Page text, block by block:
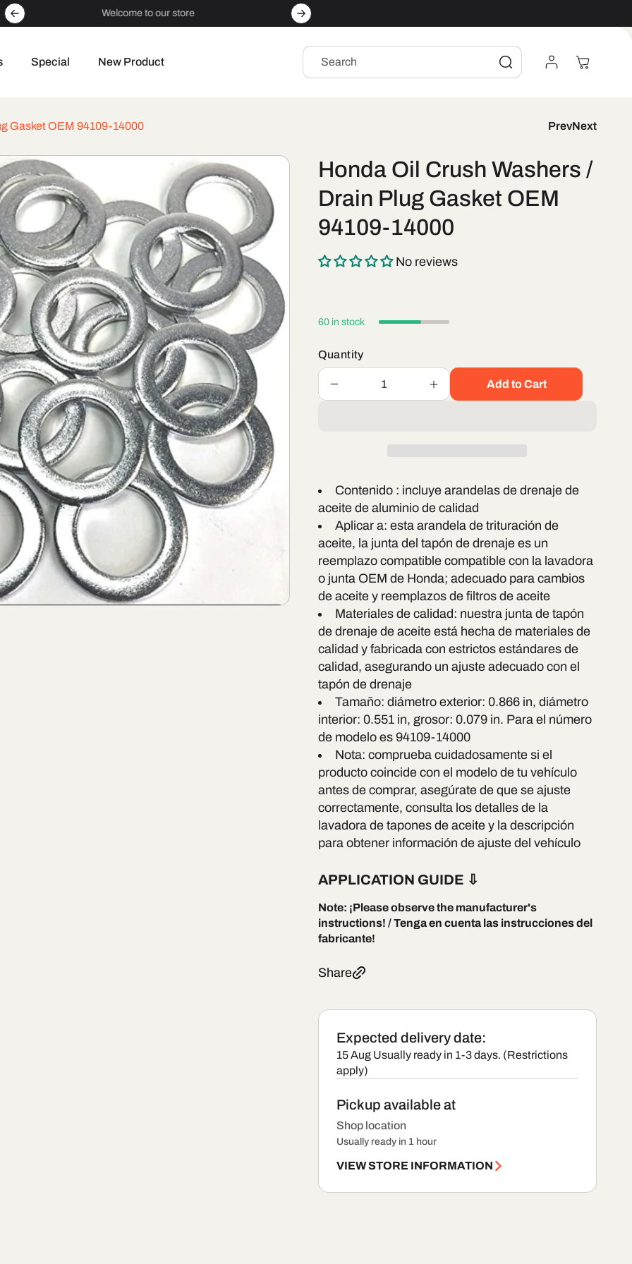
Special
Special New Product Search
Log
In
Cart
Gasket OEM 94109-14000 PrevNext
Honda Oil Crush Washers /
Drain Plug Gasket OEM
94109-14000
No reviews
60 in stock
Quantity
Decrease
quantity
/
Drain
Plug
Gasket
OEM
94109-
14000
Increase
quantity
/
Drain
Plug
Gasket
OEM
94109-
14000
Add to Cart
Contenido : incluye arandelas de drenaje de
aceite de aluminio de calidad
Aplicar a: esta arandela de trituración de
aceite, la junta del tapón de drenaje es un
reemplazo compatible compatible con la lavadora
o junta OEM de Honda; adecuado para cambios
de aceite y reemplazos de filtros de aceite
Materiales de calidad: nuestra junta de tapón
de drenaje de aceite está hecha de materiales de
calidad y fabricada con estrictos estándares de
calidad, asegurando un ajuste adecuado con el
tapón de drenaje
Tamaño: diámetro exterior: 0.866 in, diámetro
interior: 0.551 in, grosor: 0.079 in. Para el número
de modelo es 94109-14000
Nota: comprueba cuidadosamente si el
producto coincide con el modelo de tu vehículo
antes de comprar, asegúrate de que se ajuste
correctamente, consulta los detalles de la
lavadora de tapones de aceite y la descripción
para obtener información de ajuste del vehículo
APPLICATION GUIDE ⇩
Note: ¡Please observe the manufacturer's
instructions! / Tenga en cuenta las instrucciones del
fabricante!
Share
Expected delivery date:
15 Aug Usually ready in 1-3 days. (Restrictions
apply)
Pickup available at
Shop location
Usually ready in 1 hour
VIEW STORE INFORMATION